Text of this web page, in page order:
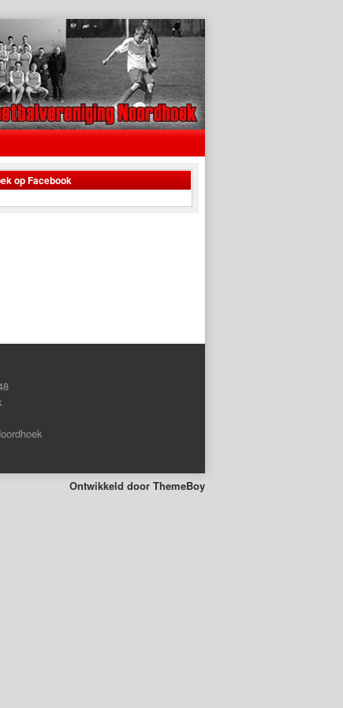
op Facebook
Ontwikkeld door ThemeBoy